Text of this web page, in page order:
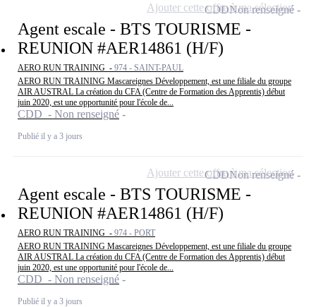
Agent escale - BTS TOURISME -
REUNION #AER14861 (H/F)
AERO RUN TRAINING - 974 - SAINT-PAUL
AERO RUN TRAINING Mascareignes Développement, est une filiale du groupe
AIR AUSTRAL La création du CFA (Centre de Formation des Apprentis) début
juin 2020, est une opportunité pour l'école de...
CDD - Non renseigné
Publié il y a 3 jours
CDDNon renseigné
Ajouter cette offre à ma sélection
Agent escale - BTS TOURISME -
REUNION #AER14861 (H/F)
AERO RUN TRAINING - 974 - PORT
AERO RUN TRAINING Mascareignes Développement, est une filiale du groupe
AIR AUSTRAL La création du CFA (Centre de Formation des Apprentis) début
juin 2020, est une opportunité pour l'école de...
CDD - Non renseigné
Publié il y a 3 jours
CDDNon renseigné
Ajouter cette offre à ma sélection